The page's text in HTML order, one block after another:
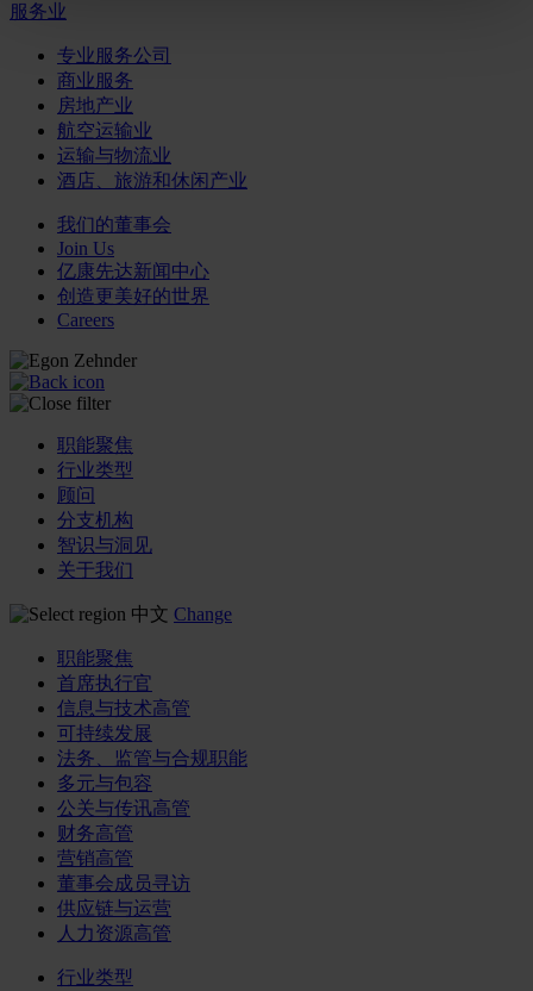
服务业
专业服务公司
商业服务
房地产业
航空运输业
运输与物流业
酒店、旅游和休闲产业
我们的董事会
Join Us
亿康先达新闻中心
创造更美好的世界
Careers
职能聚焦
行业类型
顾问
分支机构
智识与洞见
关于我们
中文 Change
职能聚焦
首席执行官
信息与技术高管
可持续发展
法务、监管与合规职能
多元与包容
公关与传讯高管
财务高管
营销高管
董事会成员寻访
供应链与运营
人力资源高管
行业类型